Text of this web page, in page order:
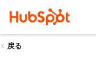
戻る